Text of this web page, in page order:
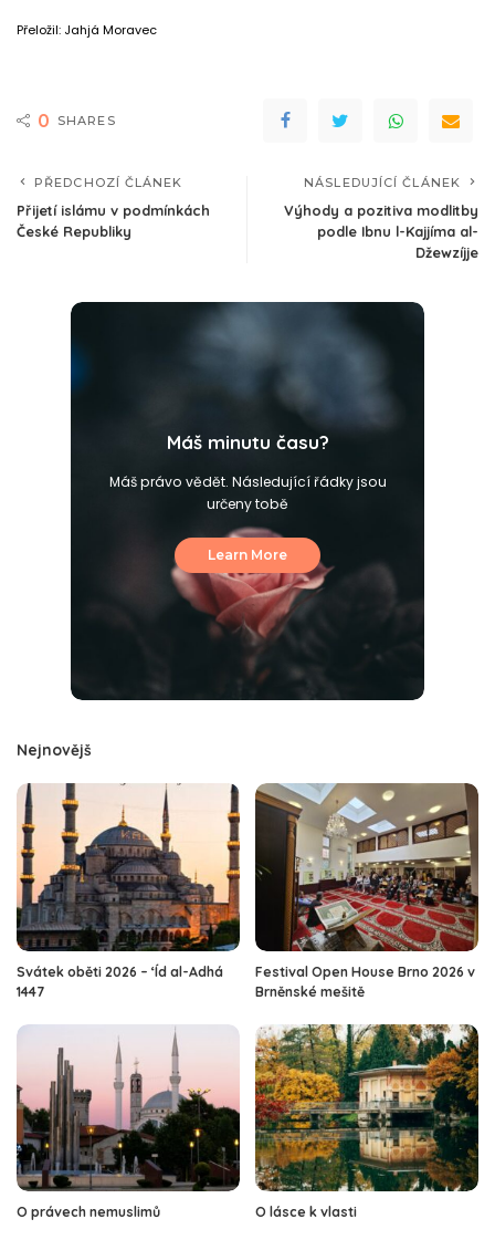
Přeložil: Jahjá Moravec
0 SHARES
PŘEDCHOZÍ ČLÁNEK
Přijetí islámu v podmínkách
České Republiky
NÁSLEDUJÍCÍ ČLÁNEK
Výhody a pozitiva modlitby
podle Ibnu l-Kajjíma al-
Džewzíjje
Máš minutu času?
Máš právo vědět. Následující řádky jsou
určeny tobě
Learn More
Nejnovějš
Svátek oběti 2026 – ‘Íd al-Adhá
1447
Festival Open House Brno 2026 v
Brněnské mešitě
O právech nemuslimů O lásce k vlasti